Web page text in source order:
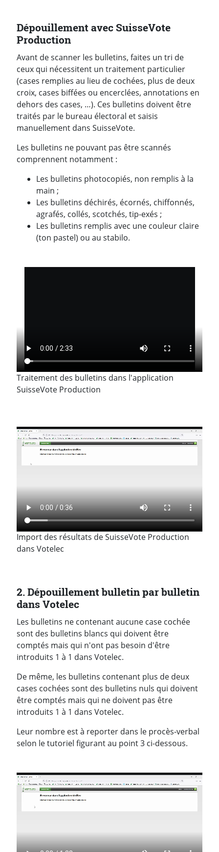
Dépouillement avec SuisseVote
Production
Avant de scanner les bulletins, faites un tri de
ceux qui nécessitent un traitement particulier
(cases remplies au lieu de cochées, plus de deux
croix, cases biffées ou encerclées, annotations en
dehors des cases, …). Ces bulletins doivent être
traités par le bureau électoral et saisis
manuellement dans SuisseVote.
Les bulletins ne pouvant pas être scannés
comprennent notamment :
Les bulletins photocopiés, non remplis à la
main ;
Les bulletins déchirés, écornés, chiffonnés,
agrafés, collés, scotchés, tip-exés ;
Les bulletins remplis avec une couleur claire
(ton pastel) ou au stabilo.
Traitement des bulletins dans l'application
SuisseVote Production
Import des résultats de SuisseVote Production
dans Votelec
2. Dépouillement bulletin par bulletin
dans Votelec
Les bulletins ne contenant aucune case cochée
sont des bulletins blancs qui doivent être
comptés mais qui n'ont pas besoin d'être
introduits 1 à 1 dans Votelec.
De même, les bulletins contenant plus de deux
cases cochées sont des bulletins nuls qui doivent
être comptés mais qui ne doivent pas être
introduits 1 à 1 dans Votelec.
Leur nombre est à reporter dans le procès-verbal
selon le tutoriel figurant au point 3 ci-dessous.